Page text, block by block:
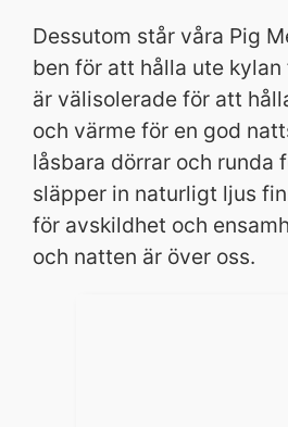
Dessutom står våra Pig
ben för att hålla ute kylan
är välisolerade för att
och värme för en god
låsbara dörrar och runda
släpper in naturligt ljus
för avskildhet och
och natten är över oss.